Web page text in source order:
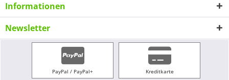
Informationen
Newsletter
PayPal / PayPal+ Kreditkarte